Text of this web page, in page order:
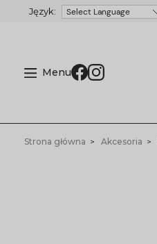
Menu
Strona główna Akcesoria